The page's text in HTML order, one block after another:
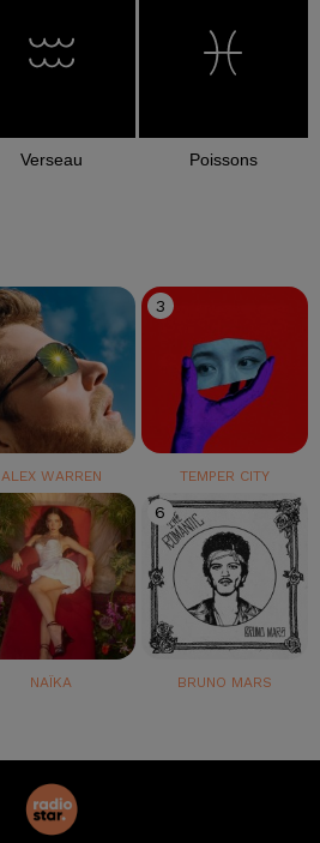
Verseau Poissons
ALEX WARREN
3
TEMPER CITY
NAÏKA
6
BRUNO MARS